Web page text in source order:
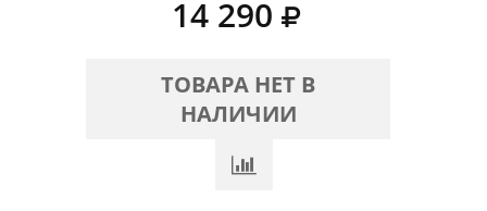
14 290
ТОВАРА НЕТ В
НАЛИЧИИ